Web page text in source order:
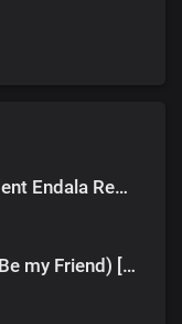
Goapele - Closer (Resident Endala Remix)
Nilo - A Summer Song (Be my Friend) [DJ Tears PLK #KasiDeep]